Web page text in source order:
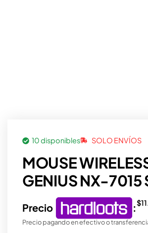
10 disponibles SOLO ENVÍOS
MOUSE
GENIUS NX-7015
Precio :$
Precio pagando en efectivo o